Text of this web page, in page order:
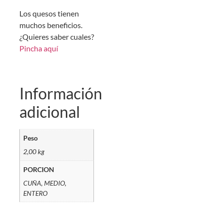
Los quesos tienen
muchos beneficios.
¿Quieres saber cuales?
Pincha aquí
Información
adicional
Peso
2,00 kg
PORCION
CUÑA, MEDIO,
ENTERO